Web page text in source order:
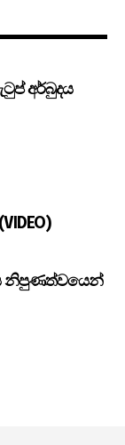
අර්බුදය
නිපුණත්වයෙන්